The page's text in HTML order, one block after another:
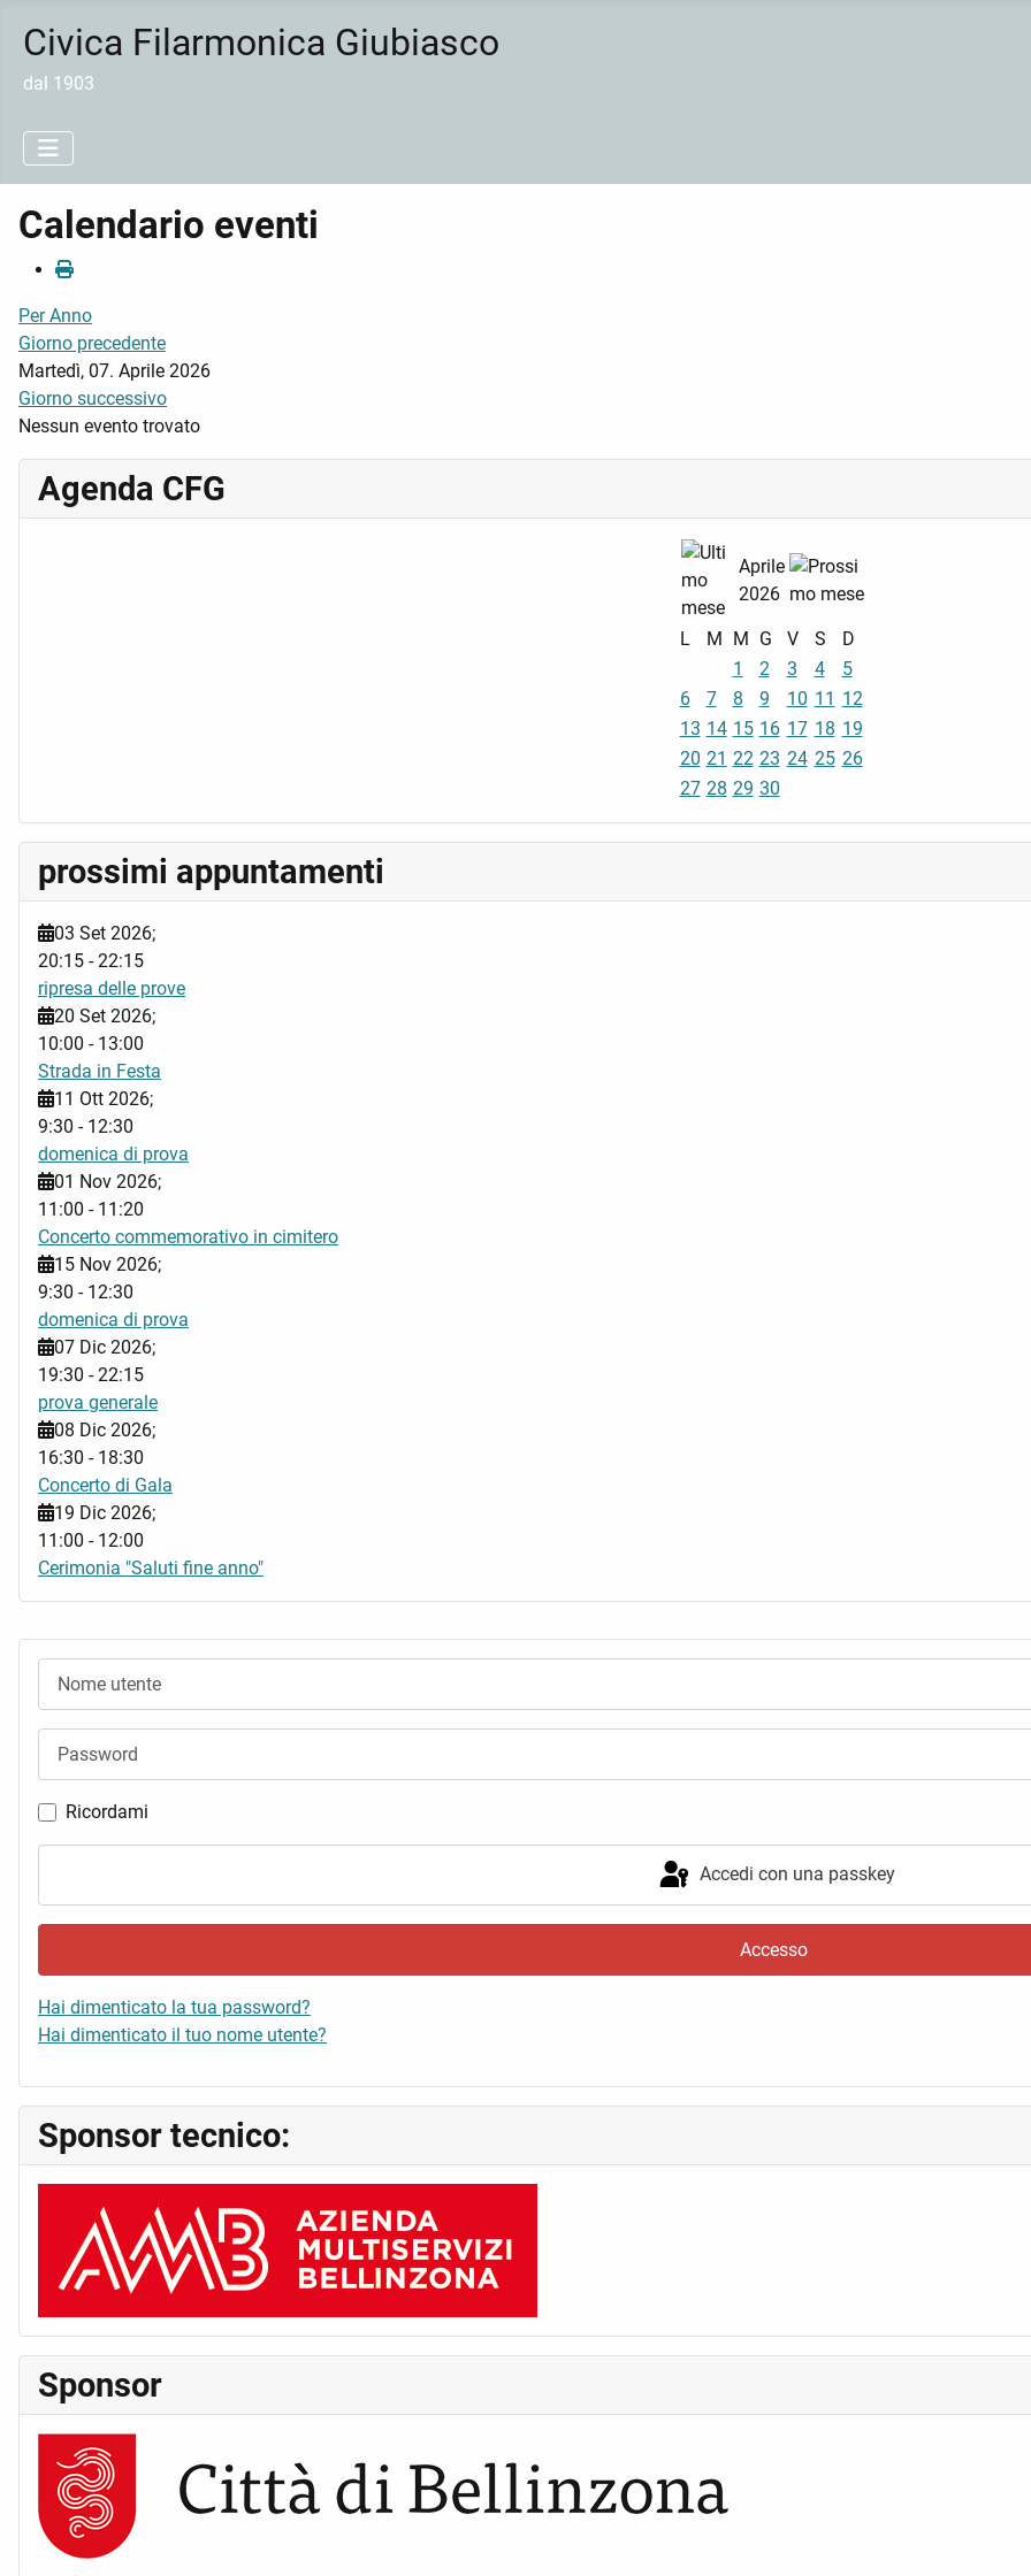
Civica Filarmonica Giubiasco
dal 1903
Ricordami
Accedi con una passkey
Accesso
Hai dimenticato la tua password?
Hai dimenticato il tuo nome utente?
Sponsor tecnico:
Sponsor
Calendario eventi
Per Anno
Giorno precedente
Martedì, 07. Aprile 2026
Giorno successivo
Nessun evento trovato
Agenda CFG
Aprile
2026
L M M G V S
D
1
2 3 4
5
6
7 8 9 10 11 12
13 14 15 16 17 18 19
20 21 22 23 24 25 26
27 28 29 30
prossimi appuntamenti
03 Set 2026;
20:15 -22:15
ripresa delle prove
20 Set 2026;
10:00 - 13:00
Strada in Festa
11 Ott 2026;
9:30 - 12:30
domenica di prova
01 Nov 2026;
11:00 - 11:20
Concerto commemorativo in cimitero
15 Nov 2026;
9:30 - 12:30
domenica di prova
07 Dic 2026;
19:30 -22:15
prova generale
08 Dic 2026;
16:30 - 18:30
Concerto di Gala
19 Dic 2026;
11:00 - 12:00
Cerimonia "Saluti fine anno"